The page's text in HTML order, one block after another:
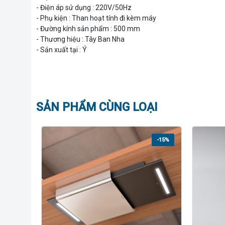
- Điện áp sử dụng : 220V/50Hz
- Phụ kiện : Than hoạt tính đi kèm máy
- Đường kính sản phẩm : 500 mm
- Thương hiệu : Tây Ban Nha
- Sản xuất tại : Ý
SẢN PHẨM CÙNG LOẠI
-15%